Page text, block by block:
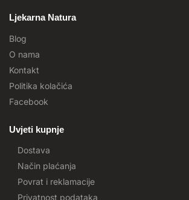
Ljekarna Natura
Blog
O nama
Kontakt
Politika kolačića
Facebook
Uvjeti kupnje
Dostava
Način plaćanja
Povrat i reklamacije
Privatnost podataka